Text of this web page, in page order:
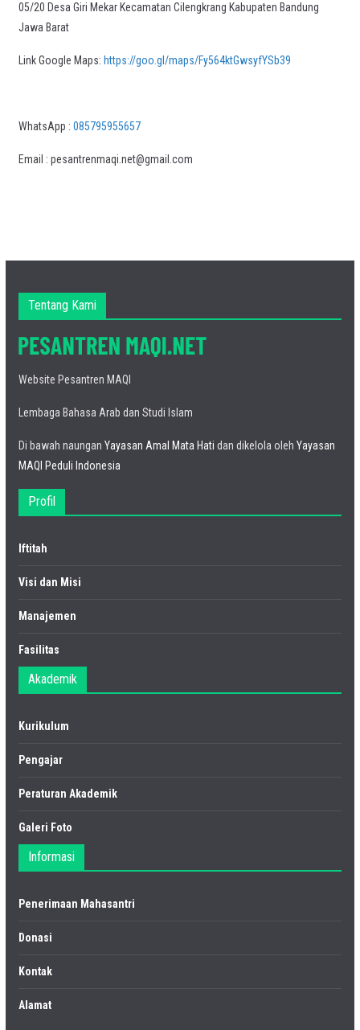
05/20 Desa Giri Mekar Kecamatan Cilengkrang Kabupaten Bandung
Jawa Barat
Link Google Maps: https://goo.gl/maps/Fy564ktGwsyfYSb39
WhatsApp : 085795955657
Email : pesantrenmaqi.net@gmail.com
Tentang Kami
Website Pesantren MAQI
Lembaga Bahasa Arab dan Studi Islam
Di bawah naungan Yayasan Amal Mata Hati dan dikelola oleh Yayasan
MAQI Peduli Indonesia
Profil
Iftitah
Visi dan Misi
Manajemen
Fasilitas
Akademik
Kurikulum
Pengajar
Peraturan Akademik
Galeri Foto
Informasi
Penerimaan Mahasantri
Donasi
Kontak
Alamat